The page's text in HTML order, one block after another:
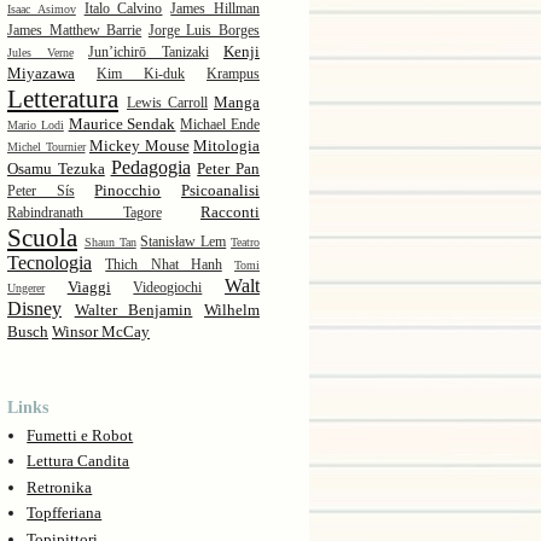
Isaac Asimov Italo Calvino James Hillman
James Matthew Barrie Jorge Luis Borges
Jules Verne Jun’ichirō Tanizaki
Kenji
Miyazawa
Kim Ki-duk Krampus
Letteratura Lewis Carroll Manga
Mario Lodi Maurice Sendak Michael Ende
Michel Tournier Mickey Mouse Mitologia
Osamu Tezuka Pedagogia Peter Pan
Peter Sís Pinocchio Psicoanalisi
Rabindranath Tagore Racconti
Scuola Shaun Tan Stanisław Lem Teatro
Tecnologia Thich Nhat Hanh
Tomi
Ungerer
Viaggi Videogiochi
Walt
Disney
Walter Benjamin
Wilhelm
Busch Winsor McCay
Links
Fumetti e Robot
Lettura Candita
Retronika
Topfferiana